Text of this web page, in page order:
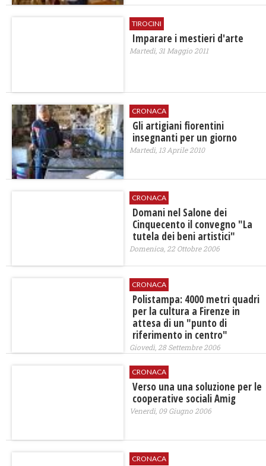
TIROCINI
Imparare i mestieri d'arte
Martedì, 31 Maggio 2011
CRONACA
Gli artigiani fiorentini
insegnanti per un giorno
Martedì, 13 Aprile 2010
CRONACA
Domani nel Salone dei
Cinquecento il convegno "La
tutela dei beni artistici"
Domenica, 22 Ottobre 2006
CRONACA
Polistampa: 4000 metri quadri
per la cultura a Firenze in
attesa di un "punto di
riferimento in centro"
Giovedì, 28 Settembre 2006
CRONACA
Verso una una soluzione per le
cooperative sociali Amig
Venerdì, 09 Giugno 2006
CRONACA